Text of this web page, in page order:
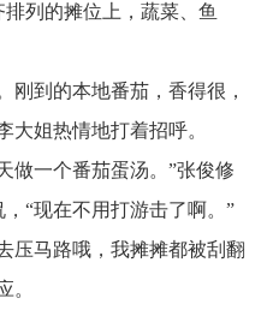
列的摊位上，蔬菜、鱼
到的本地番茄，香得很，
大姐热情地打着招呼。
一个番茄蛋汤。”张俊修
“现在不用打游击了啊。”
马路哦，我摊摊都被刮翻
。